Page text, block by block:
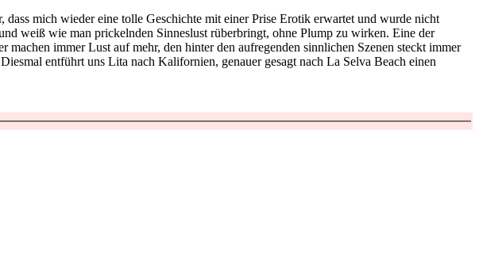
mich wieder eine tolle Geschichte mit einer Prise Erotik erwartet und wurde nicht
weiß wie man prickelnden Sinneslust rüberbringt, ohne Plump zu wirken. Eine der
immer Lust auf mehr, den hinter den aufregenden sinnlichen Szenen steckt immer
entführt uns Lita nach Kalifornien, genauer gesagt nach La Selva Beach einen